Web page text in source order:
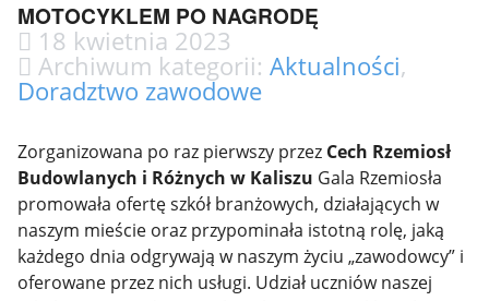
MOTOCYKLEM PO NAGRODĘ
18 kwietnia 2023
Archiwum kategorii: Aktualności,
Doradztwo zawodowe
Zorganizowana po raz pierwszy przez Cech Rzemiosł
Budowlanych i Różnych w Kaliszu Gala Rzemiosła
promowała ofertę szkół branżowych, działających w
naszym mieście oraz przypominała istotną rolę, jaką
każdego dnia odgrywają w naszym życiu „zawodowcy” i
oferowane przez nich usługi. Udział uczniów naszej